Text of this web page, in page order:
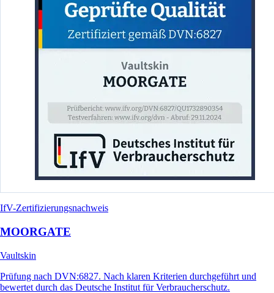
IfV-Zertifizierungsnachweis
MOORGATE
Vaultskin
Prüfung nach DVN:6827. Nach klaren Kriterien durchgeführt und
bewertet durch das Deutsche Institut für Verbraucherschutz.